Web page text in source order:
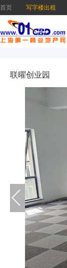
首页 写字楼出租
联曜创业园